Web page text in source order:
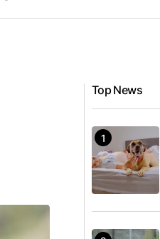
Top News